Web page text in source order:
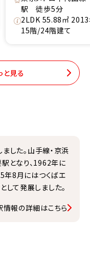
駅 徒歩5分
2LDK 55.88㎡
15階/24階建て
と見る
した。山手線・京浜
となり、1962年に
年8月にはつくばエ
て発展しました。
情報の詳細はこちら